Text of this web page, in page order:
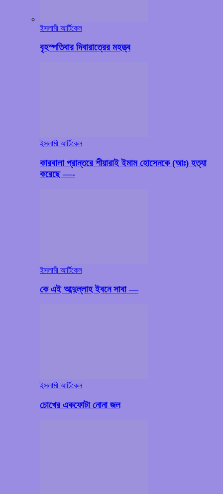
ইসলামী আর্টিকেল
বৃহস্পতিবার দিবারাত্রের মহত্ত্ব
ইসলামী আর্টিকেল
কারবালা প্রান্তরে শীয়ারাই ইমাম হোসেনকে (আঃ) হত্যা
করেছে —-
ইসলামী আর্টিকেল
কে এই আব্দুল্লাহ ইবনে সাবা —
ইসলামী আর্টিকেল
চোখের একফোটা নোনা জল